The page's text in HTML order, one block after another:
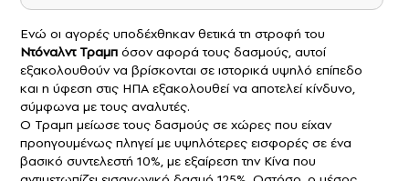
Ενώ οι αγορές υποδέχθηκαν θετικά τη στροφή του
Ντόναλντ Τραμπ όσον αφορά τους δασμούς, αυτοί
εξακολουθούν να βρίσκονται σε ιστορικά υψηλό επίπεδο
και η ύφεση στις ΗΠΑ εξακολουθεί να αποτελεί κίνδυνο,
σύμφωνα με τους αναλυτές.
Ο Τραμπ μείωσε τους δασμούς σε χώρες που είχαν
προηγουμένως πληγεί με υψηλότερες εισφορές σε ένα
βασικό συντελεστή 10%, με εξαίρεση την Κίνα που